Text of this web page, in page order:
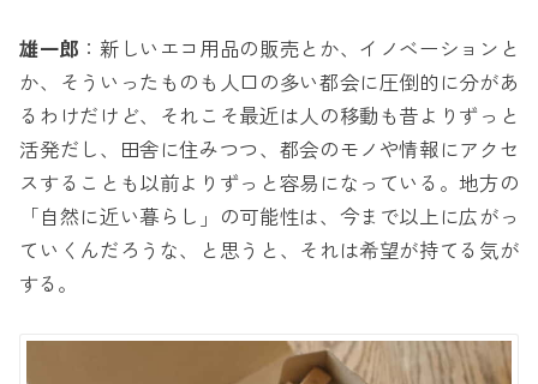
雄一郎 ：新しいエコ用品の販売とか、イノベーションと
か、そういったものも人口の多い都会に圧倒的に分があ
るわけだけど、それこそ最近は人の移動も昔よりずっと
活発だし、田舎に住みつつ、都会のモノや情報にアクセ
スすることも以前よりずっと容易になっている。地方の
「自然に近い暮らし」の可能性は、今まで以上に広がっ
ていくんだろうな、と思うと、それは希望が持てる気が
する。